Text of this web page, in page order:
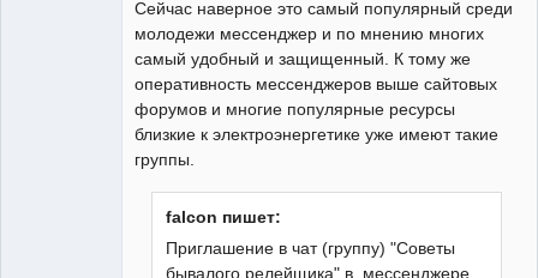
Сейчас наверное это самый популярный среди
молодежи мессенджер и по мнению многих
самый удобный и защищенный. К тому же
оперативность мессенджеров выше сайтовых
форумов и многие популярные ресурсы
близкие к электроэнергетике уже имеют такие
группы.
falcon пишет:
Приглашение в чат (группу) "Советы
бывалого релейщика" в мессенджере